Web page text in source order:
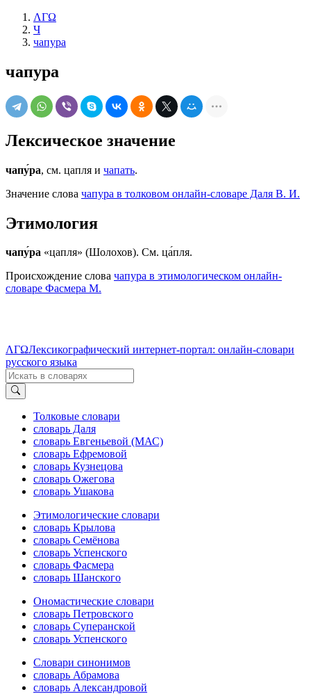
ΛΓΩ
Ч
чапура
чапура
Лексическое значение
чапу́ра, см. цапля и чапать.
Значение слова чапура в толковом онлайн-словаре Даля В. И.
Этимология
чапу́ра «цапля» (Шолохов). См. ца́пля.
Происхождение слова чапура в этимологическом онлайн-
словаре Фасмера М.
ΛΓΩЛексикографический интернет-портал: онлайн-словари
русского языка
Толковые словари
словарь Даля
словарь Евгеньевой (МАС)
словарь Ефремовой
словарь Кузнецова
словарь Ожегова
словарь Ушакова
Этимологические словари
словарь Крылова
словарь Семёнова
словарь Успенского
словарь Фасмера
словарь Шанского
Ономастические словари
словарь Петровского
словарь Суперанской
словарь Успенского
Словари синонимов
словарь Абрамова
словарь Александровой